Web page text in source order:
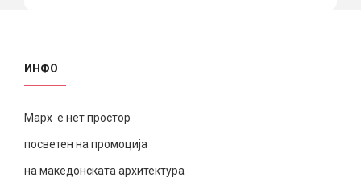
ИНФО
Марх е нет простор
посветен на промоција
на македонската архитектура